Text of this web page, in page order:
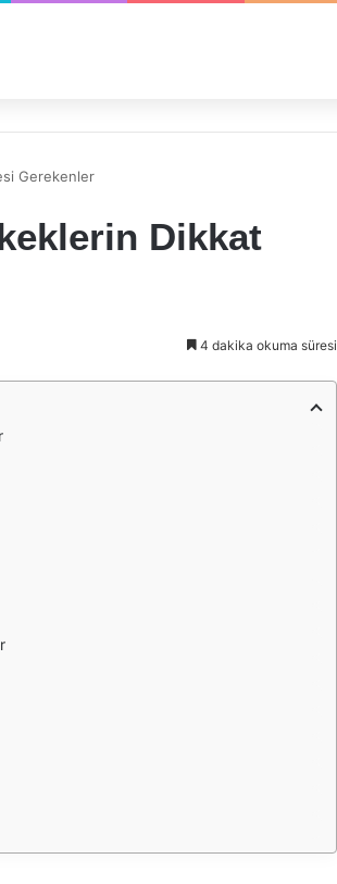
Gerekenler
Dikkat
4 dakika okuma süresi